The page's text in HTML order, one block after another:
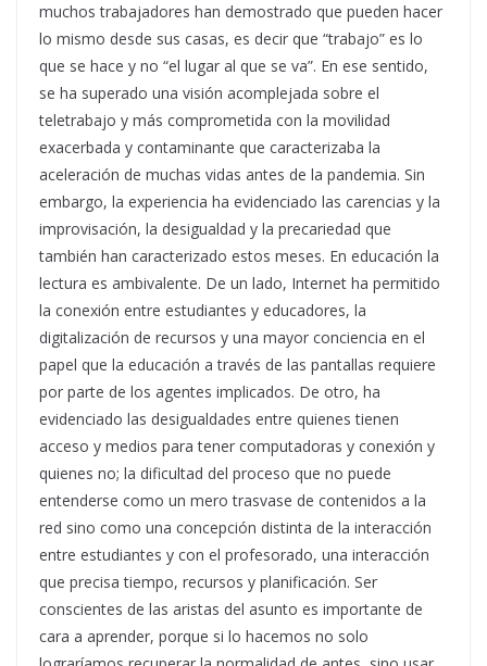
muchos trabajadores han demostrado que pueden hacer
lo mismo desde sus casas, es decir que “trabajo” es lo
que se hace y no “el lugar al que se va”. En ese sentido,
se ha superado una visión acomplejada sobre el
teletrabajo y más comprometida con la movilidad
exacerbada y contaminante que caracterizaba la
aceleración de muchas vidas antes de la pandemia. Sin
embargo, la experiencia ha evidenciado las carencias y la
improvisación, la desigualdad y la precariedad que
también han caracterizado estos meses. En educación la
lectura es ambivalente. De un lado, Internet ha permitido
la conexión entre estudiantes y educadores, la
digitalización de recursos y una mayor conciencia en el
papel que la educación a través de las pantallas requiere
por parte de los agentes implicados. De otro, ha
evidenciado las desigualdades entre quienes tienen
acceso y medios para tener computadoras y conexión y
quienes no; la dificultad del proceso que no puede
entenderse como un mero trasvase de contenidos a la
red sino como una concepción distinta de la interacción
entre estudiantes y con el profesorado, una interacción
que precisa tiempo, recursos y planificación. Ser
conscientes de las aristas del asunto es importante de
cara a aprender, porque si lo hacemos no solo